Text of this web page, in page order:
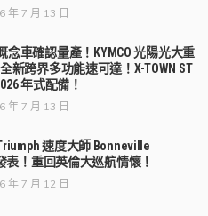
年 7 月 13 日
念車確認量產！KYMCO 光陽光大重
新跨界多功能速可達！X-TOWN ST
年式配備！
年 7 月 13 日
速度大師 Bonneville
表！重回英倫大巡航情懷！
年 7 月 12 日